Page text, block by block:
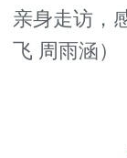
亲身走访，
飞 周雨涵）